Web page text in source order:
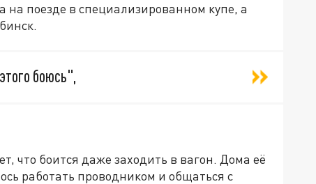
на поезде в специализированном купе, а
боюсь",
что боится даже заходить в вагон. Дома её
работать проводником и общаться с